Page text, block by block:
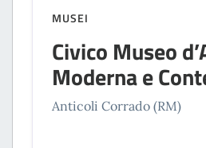
MUSEI
Civico Museo
Moderna e
Anticoli Corrado (RM)